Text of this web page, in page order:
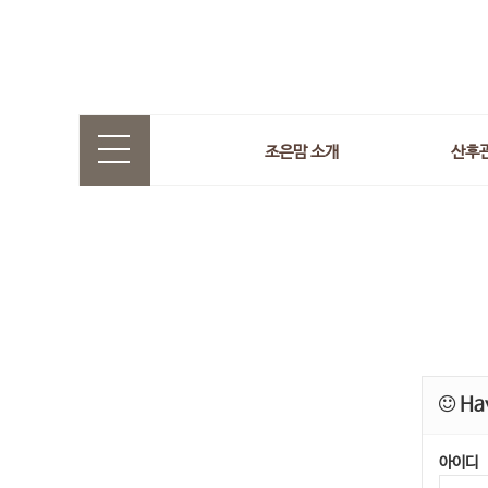
조은맘 소개 산후
아이디